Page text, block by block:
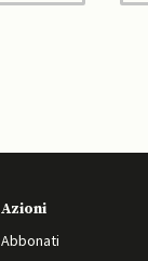
Azioni
Abbonati